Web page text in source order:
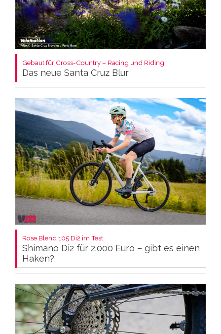
Gebaut für Cross-Country – Racing und Riding:
Das neue Santa Cruz Blur
Rose Blend 105 Di2 im Test:
Shimano Di2 für 2.000 Euro – gibt es einen
Haken?